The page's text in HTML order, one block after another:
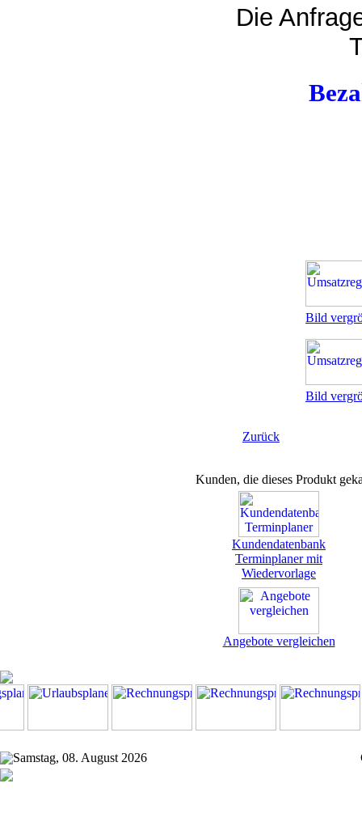
Die
Bild
Bild
Zurück
Kunden, die dieses Produkt
Kundendatenbank
Terminplaner mit
Wiedervorlage
Angebote vergleichen
Samstag, 08. August 2026